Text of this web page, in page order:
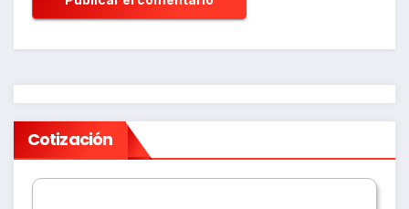
Cotización